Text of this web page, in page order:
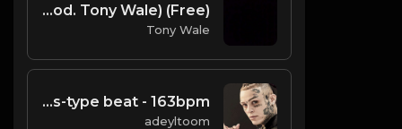
(Free) Meek mill X Nick Minaj - Type Beat (Prod. Tony Wale)
Tony Wale
lil skies-type beat - 163bpm
adeyltoom